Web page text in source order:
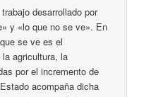
desarrollado por
y «lo que no se ve». En
se ve es el
agricultura, la
por el incremento de
acompaña dicha